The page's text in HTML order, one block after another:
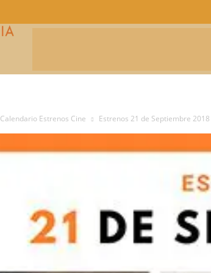
Calendario Estrenos Cine Estrenos 21 de Septiembre 2018